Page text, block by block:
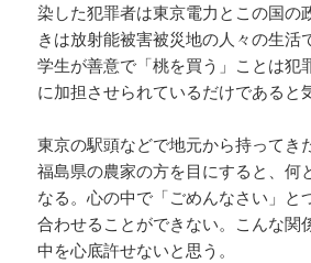
染した犯罪者は東京電力とこの国の
きは放射能被害被災地の人々の生活
学生が善意で「桃を買う」ことは犯
に加担させられているだけであると
東京の駅頭などで地元から持ってき
福島県の農家の方を目にすると、何
なる。心の中で「ごめんなさい」と
合わせることができない。こんな関
中を心底許せないと思う。